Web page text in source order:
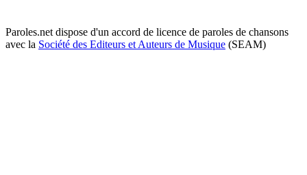
Paroles.net dispose d'un accord de licence de paroles de chansons
avec la Société des Editeurs et Auteurs de Musique (SEAM)